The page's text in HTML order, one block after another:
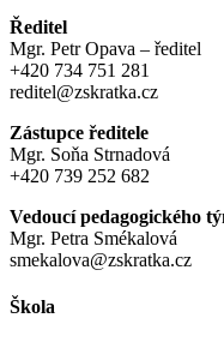
Ředitel
Mgr. Petr Opava – ředitel
+420 734 751 281
reditel@zskratka.cz
Zástupce ředitele
Mgr. Soňa Strnadová
+420 739 252 682
Vedoucí pedagogického
Mgr. Petra Smékalová
smekalova@zskratka.cz
Škola